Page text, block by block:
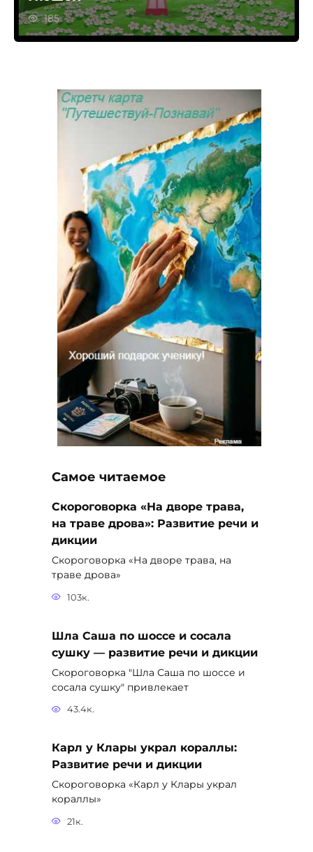
185
Самое читаемое
Скороговорка «На дворе трава,
на траве дрова»: Развитие речи и
дикции
Скороговорка «На дворе трава, на
траве дрова»
103к.
Шла Саша по шоссе и сосала
сушку — развитие речи и дикции
Скороговорка "Шла Саша по шоссе и
сосала сушку" привлекает
43.4к.
Карл у Клары украл кораллы:
Развитие речи и дикции
Скороговорка «Карл у Клары украл
кораллы»
21к.